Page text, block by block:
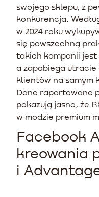
swojego sklepu, z
konkurencja.
w 2024 roku
się powszechną
takich kampanii jest
a zapobiega
klientów na samym
Dane raportowane
pokazują jasno, że
w modzie premium
Facebook
kreowania
i